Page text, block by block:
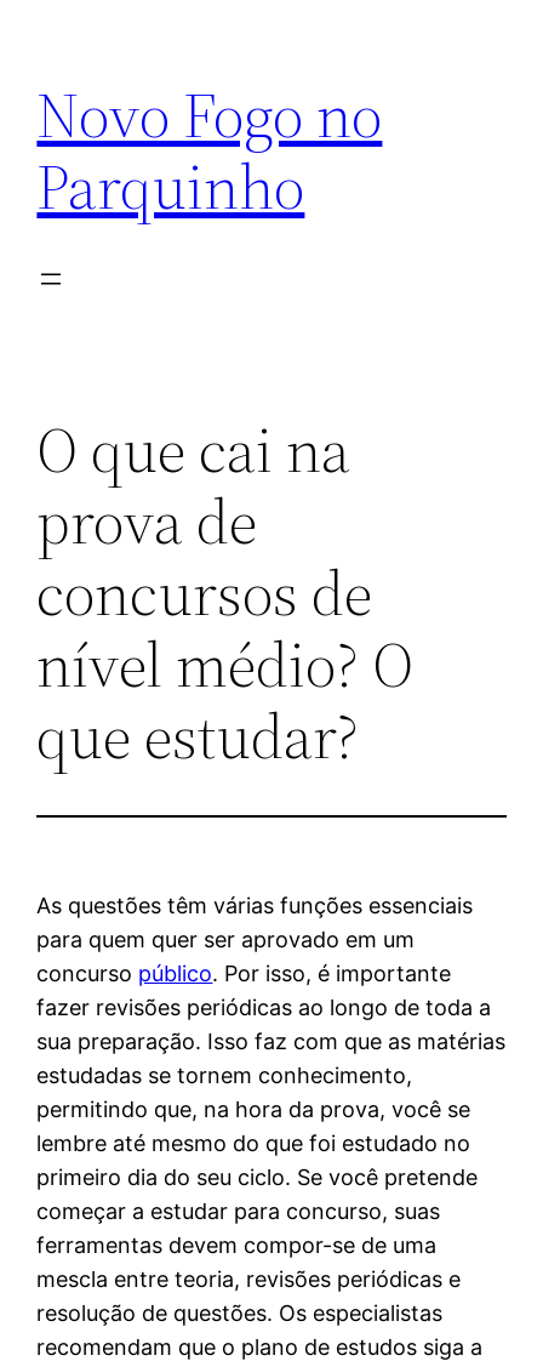
conteúdo
Novo Fogo no
Parquinho
O que cai na
prova de
concursos de
nível médio? O
que estudar?
As questões têm várias funções essenciais
para quem quer ser aprovado em um
concurso público. Por isso, é importante
fazer revisões periódicas ao longo de toda a
sua preparação. Isso faz com que as matérias
estudadas se tornem conhecimento,
permitindo que, na hora da prova, você se
lembre até mesmo do que foi estudado no
primeiro dia do seu ciclo. Se você pretende
começar a estudar para concurso, suas
ferramentas devem compor-se de uma
mescla entre teoria, revisões periódicas e
resolução de questões. Os especialistas
recomendam que o plano de estudos siga a